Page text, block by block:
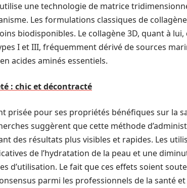
une technologie de matrice
Les formulations classiques de
biodisponibles. Le collagène 3D, quant à lui,
I et III, fréquemment dérivé de sources
acides aminés essentiels.
: chic et décontracté
prisée pour ses propriétés bénéfiques sur la
suggèrent que cette méthode
des résultats plus visibles et rapides. Les
de l’hydratation de la peau et une
d’utilisation. Le fait que ces effets soient
parmi les professionnels de la santé et